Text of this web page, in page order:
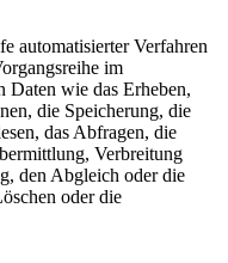
automatisierter Verfahren
im
Daten wie das Erheben,
die Speicherung, die
das Abfragen, die
Verbreitung
den Abgleich oder die
oder die